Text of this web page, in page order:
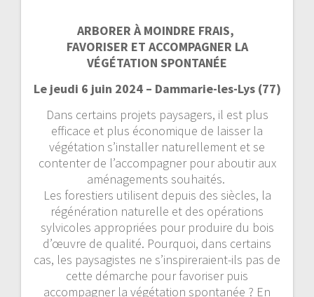
ARBORER À MOINDRE FRAIS,
FAVORISER ET ACCOMPAGNER LA
VÉGÉTATION SPONTANÉE
Le jeudi 6 juin 2024 – Dammarie-les-Lys (77)
Dans certains projets paysagers, il est plus
efficace et plus économique de laisser la
végétation s’installer naturellement et se
contenter de l’accompagner pour aboutir aux
aménagements souhaités.
Les forestiers utilisent depuis des siècles, la
régénération naturelle et des opérations
sylvicoles appropriées pour produire du bois
d’œuvre de qualité. Pourquoi, dans certains
cas, les paysagistes ne s’inspireraient-ils pas de
cette démarche pour favoriser puis
accompagner la végétation spontanée ? En